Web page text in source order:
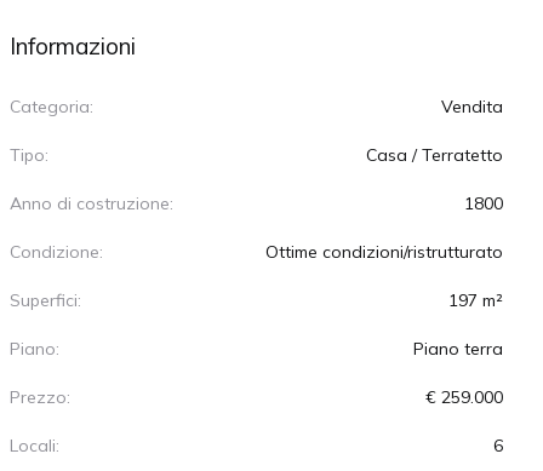
Informazioni
Categoria: Vendita
Tipo: Casa / Terratetto
Anno di costruzione: 1800
Condizione: Ottime condizioni/ristrutturato
Superfici: 197 m²
Piano: Piano terra
Prezzo: € 259.000
Locali: 6